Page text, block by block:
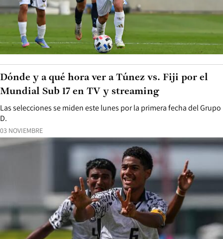
03 NOVIEMBRE
Las selecciones se miden este lunes por la primera fecha del Grupo
D.
Dónde y a qué hora ver a Túnez vs. Fiji por el
Mundial Sub 17 en TV y streaming